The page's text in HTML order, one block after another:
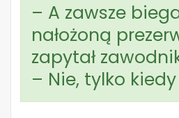
– A zawsze
nałożoną
zapytał
– Nie, tylko